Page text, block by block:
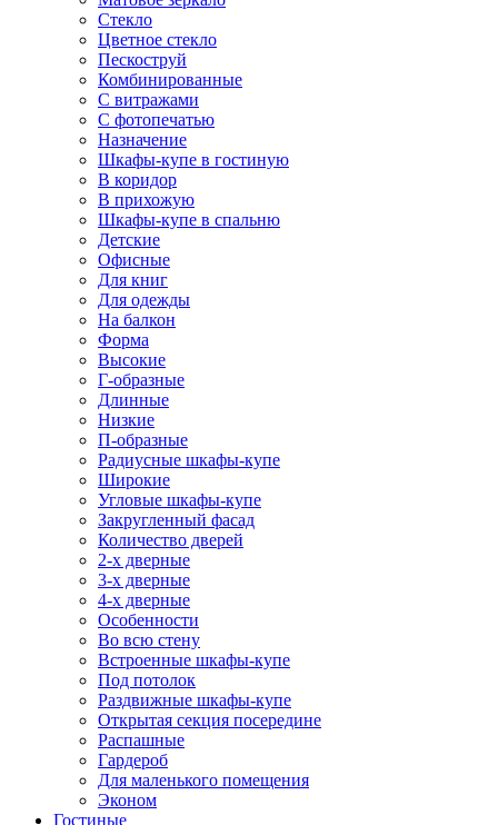
Стекло
Цветное стекло
Пескоструй
Комбинированные
С витражами
С фотопечатью
Назначение
Шкафы-купе в гостиную
В коридор
В прихожую
Шкафы-купе в спальню
Детские
Офисные
Для книг
Для одежды
На балкон
Форма
Высокие
Г-образные
Длинные
Низкие
П-образные
Радиусные шкафы-купе
Широкие
Угловые шкафы-купе
Закругленный фасад
Количество дверей
2-х дверные
3-х дверные
4-х дверные
Особенности
Во всю стену
Встроенные шкафы-купе
Под потолок
Раздвижные шкафы-купе
Открытая секция посередине
Распашные
Гардероб
Для маленького помещения
Эконом
Гостиные